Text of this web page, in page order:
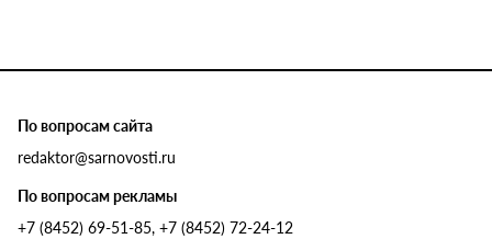
По вопросам сайта
redaktor@sarnovosti.ru
По вопросам рекламы
+7 (8452) 69-51-85, +7 (8452) 72-24-12